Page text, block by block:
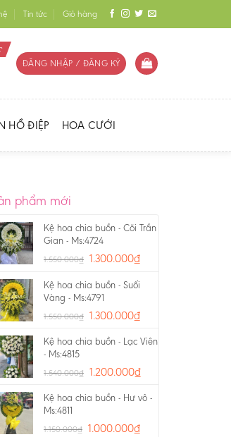
Tin tức Giỏ hàng
ĐĂNG NHẬP / ĐĂNG KÝ
HỒ ĐIỆP HOA CƯỚI
phẩm mới
Kệ hoa chia buồn - Cõi Trần
Gian - Ms:4724
1.550.000₫ 1.300.000₫
Kệ hoa chia buồn - Suối
Vàng - Ms:4791
1.550.000₫ 1.300.000₫
Kệ hoa chia buồn - Lạc Viên
- Ms:4815
1.540.000₫ 1.200.000₫
Kệ hoa chia buồn - Hư vô -
Ms:4811
1.150.000₫ 1.000.000₫